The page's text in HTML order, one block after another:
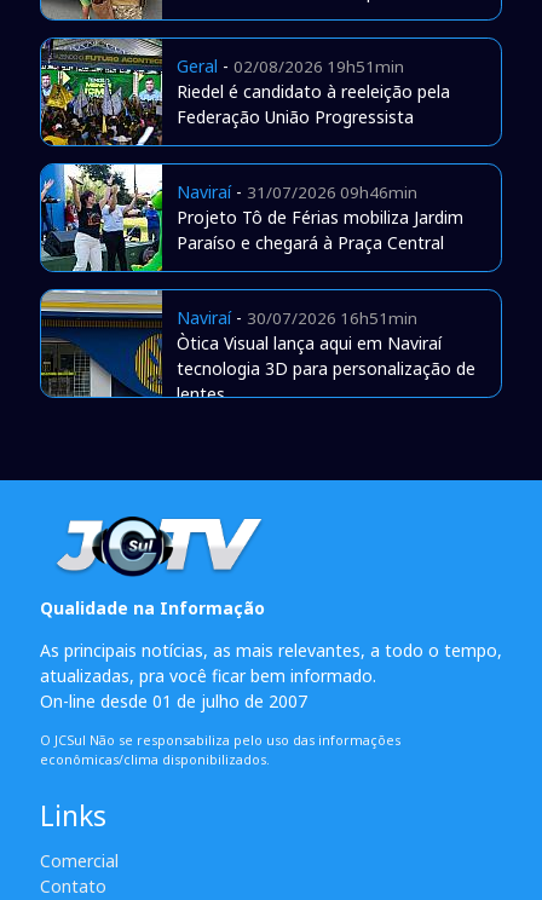
Geral - 02/08/2026 19h51min
Riedel é candidato à reeleição pela
Federação União Progressista
Naviraí- 31/07/2026 09h46min
Projeto Tô de Férias mobiliza Jardim
Paraíso e chegará à Praça Central
Naviraí- 30/07/2026 16h51min
Òtica Visual lança aqui em Naviraí
tecnologia 3D para personalização de
lentes
Qualidade na Informação
As principais notícias, as mais relevantes, a todo o tempo,
atualizadas, pra você ficar bem informado.
On-line desde 01 de julho de 2007
O JCSul Não se responsabiliza pelo uso das informações
econômicas/clima disponibilizados.
Links
Comercial
Contato